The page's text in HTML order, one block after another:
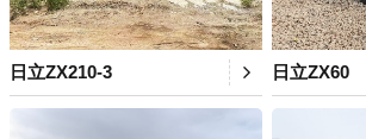
日立ZX210-3 日立ZX60